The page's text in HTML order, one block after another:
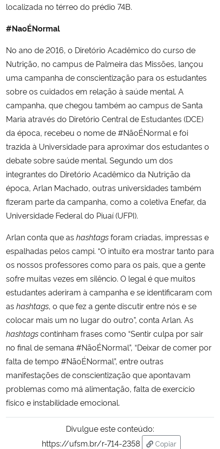
localizada no térreo do prédio 74B.
#NaoÉNormal
No ano de 2016, o Diretório Acadêmico do curso de
Nutrição, no campus de Palmeira das Missões, lançou
uma campanha de conscientização para os estudantes
sobre os cuidados em relação à saúde mental. A
campanha, que chegou também ao campus de Santa
Maria através do Diretório Central de Estudantes (DCE)
da época, recebeu o nome de #NãoÉNormal e foi
trazida à Universidade para aproximar dos estudantes o
debate sobre saúde mental. Segundo um dos
integrantes do Diretório Acadêmico da Nutrição da
época, Arlan Machado, outras universidades também
fizeram parte da campanha, como a coletiva Enefar, da
Universidade Federal do Piuaí (UFPI).
Arlan conta que as hashtagsforam criadas, impressas e
espalhadas pelos campi. “O intuito era mostrar tanto para
os nossos professores como para os pais, que a gente
sofre muitas vezes em silêncio. O legal é que muitos
estudantes aderiram à campanha e se identificaram com
as hashtags, o que fez a gente discutir entre nós e se
colocar mais um no lugar do outro”, conta Arlan. As
hashtagscontinham frases como “Sentir culpa por sair
no final de semana #NãoÉNormal”, “Deixar de comer por
falta de tempo #NãoÉNormal”, entre outras
manifestações de conscientização que apontavam
problemas como má alimentação, falta de exercício
físico e instabilidade emocional.
Divulgue este conteúdo:
https://ufsm.br/r-714-2358
Copiar